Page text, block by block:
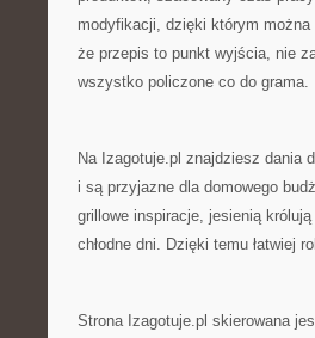
modyfikacji, dzięki którym można
że przepis to punkt wyjścia, nie
wszystko policzone co do grama.
Na Izagotuje.pl znajdziesz dania
i są przyjazne dla domowego
grillowe inspiracje, jesienią
chłodne dni. Dzięki temu łatwiej
Strona Izagotuje.pl skierowana